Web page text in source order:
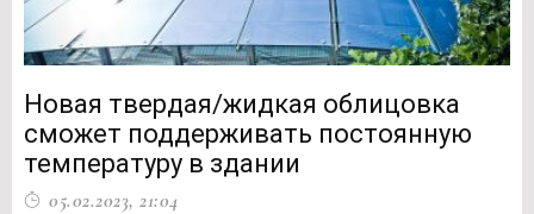
Новая твердая/жидкая облицовка
сможет поддерживать постоянную
температуру в здании
05.02.2023, 21:04